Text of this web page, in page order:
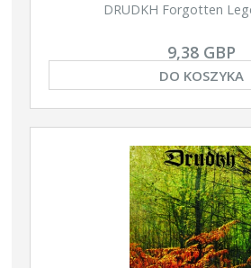
DRUDKH Forgotten
9,38 GBP
DO KOSZYKA